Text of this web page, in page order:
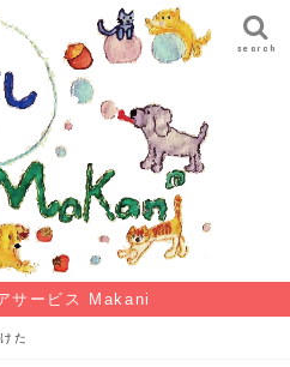
search
サービス Makani
た